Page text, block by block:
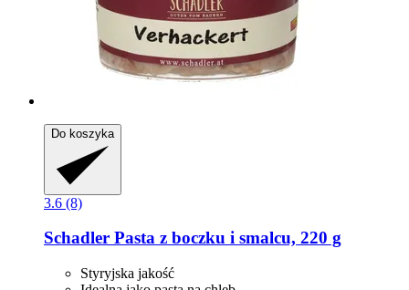
Do koszyka
3.6 (8)
Schadler Pasta z boczku i smalcu, 220 g
Styryjska jakość